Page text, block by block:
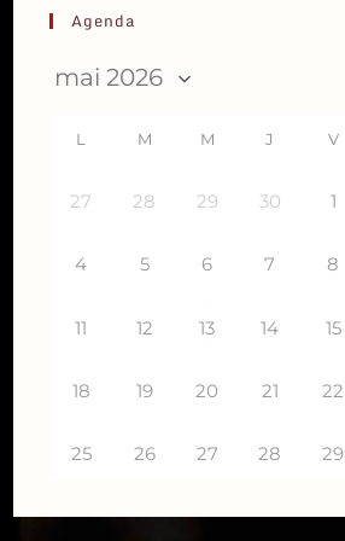
Agenda
L M M J V
27 28 29 30 1
4 5 6 7 8
11 12 13 14 15
18 19 20 21 22
25 26 27 28 29